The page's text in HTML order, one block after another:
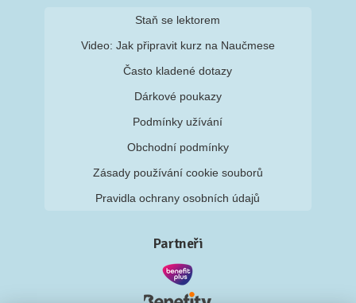
Staň se lektorem
Video: Jak připravit kurz na Naučmese
Často kladené dotazy
Dárkové poukazy
Podmínky užívání
Obchodní podmínky
Zásady používání cookie souborů
Pravidla ochrany osobních údajů
Partneři